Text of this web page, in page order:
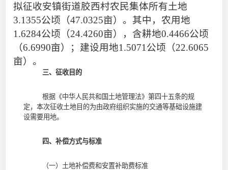
拟征收安镇街道胶西村农民集体所有土地
3.1355公顷（47.0325亩）。其中，农用地
1.6284公顷（24.4260亩），含耕地0.4466公顷
（6.6990亩） ； 建设用地1.5071 公顷（22.6065
亩）。
三、征收目的
根据《中华人民共和国土地管理法》第四十五条的规
定，本次征收土地目的为由政府组织实施的交通等基础设施建
设需要用地。
四、补偿方式与标准
（一）土地补偿费和安置补助费标准